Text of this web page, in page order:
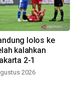
lolos ke
kalahkan
2-1
2026